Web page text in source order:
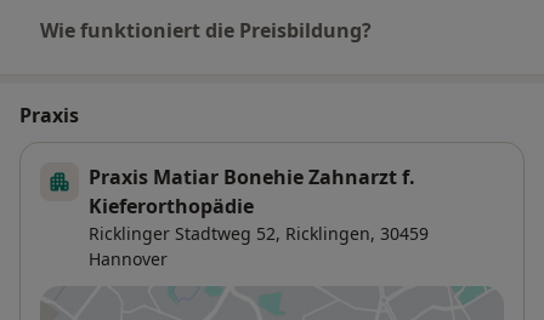
Wie funktioniert die Preisbildung?
Praxis
Praxis Matiar Bonehie Zahnarzt f.
Kieferorthopädie
Ricklinger Stadtweg 52, Ricklingen, 30459
Hannover